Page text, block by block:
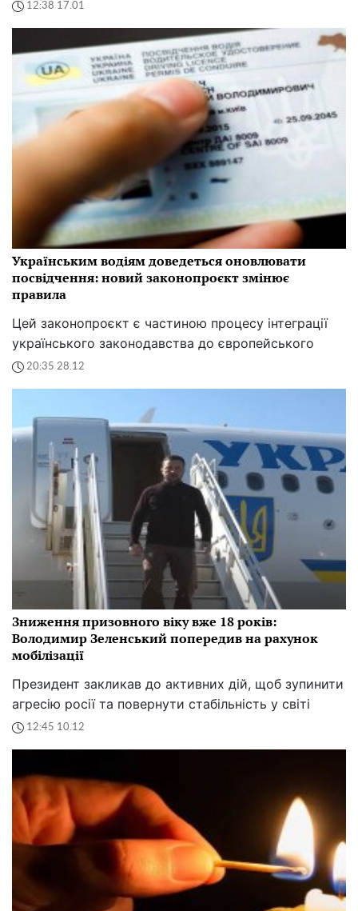
12:38 17.01
Українським водіям доведеться оновлювати
посвідчення: новий законопроєкт змінює
правила
Цей законопроєкт є частиною процесу інтеграції
українського законодавства до європейського
20:35 28.12
Зниження призовного віку вже 18 років:
Володимир Зеленський попередив на рахунок
мобілізації
Президент закликав до активних дій, щоб зупинити
агресію росії та повернути стабільність у світі
12:45 10.12